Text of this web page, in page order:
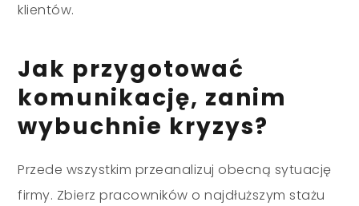
klientów.
Jak przygotować
komunikację, zanim
wybuchnie kryzys?
Przede wszystkim przeanalizuj obecną sytuację
firmy. Zbierz pracowników o najdłuższym stażu